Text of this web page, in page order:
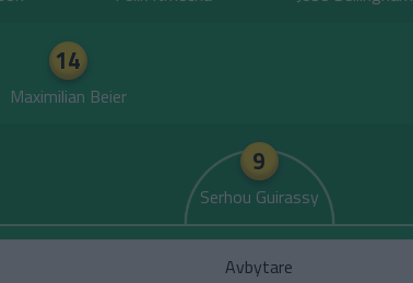
14
Maximilian Beier
9
Serhou Guirassy
Avbytare